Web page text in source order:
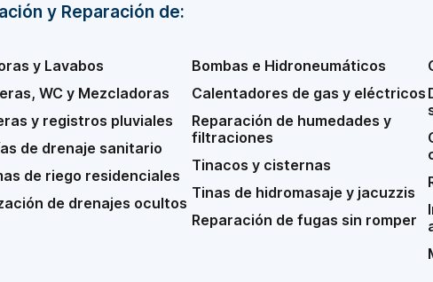
y Reparación de:
y Lavabos
WC y Mezcladoras
y registros pluviales
de drenaje sanitario
de riego residenciales
de drenajes ocultos
Bombas e Hidroneumáticos
Calentadores de gas y eléctricos
Reparación de humedades y
filtraciones
Tinacos y cisternas
Tinas de hidromasaje y jacuzzis
Reparación de fugas sin romper